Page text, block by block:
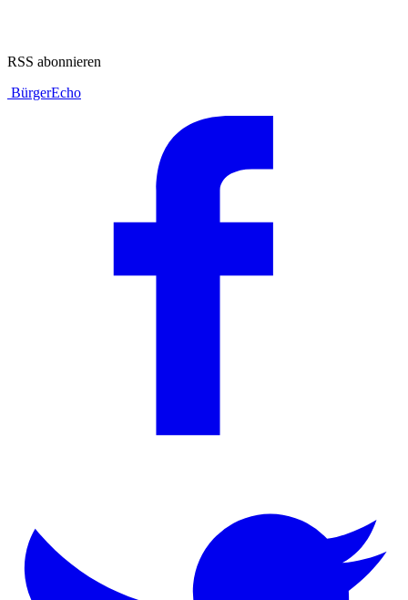
RSS abonnieren
BürgerEcho